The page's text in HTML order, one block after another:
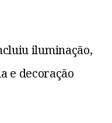
iluminação,
e decoração